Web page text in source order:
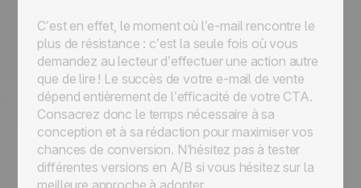
C’est en effet, le moment où l’e-mail rencontre le
plus de résistance : c’est la seule fois où vous
demandez au lecteur d’effectuer une action autre
que de lire ! Le succès de votre e-mail de vente
dépend entièrement de l’efficacité de votre CTA.
Consacrez donc le temps nécessaire à sa
conception et à sa rédaction pour maximiser vos
chances de conversion. N’hésitez pas à tester
différentes versions en A/B si vous hésitez sur la
meilleure approche à adopter.